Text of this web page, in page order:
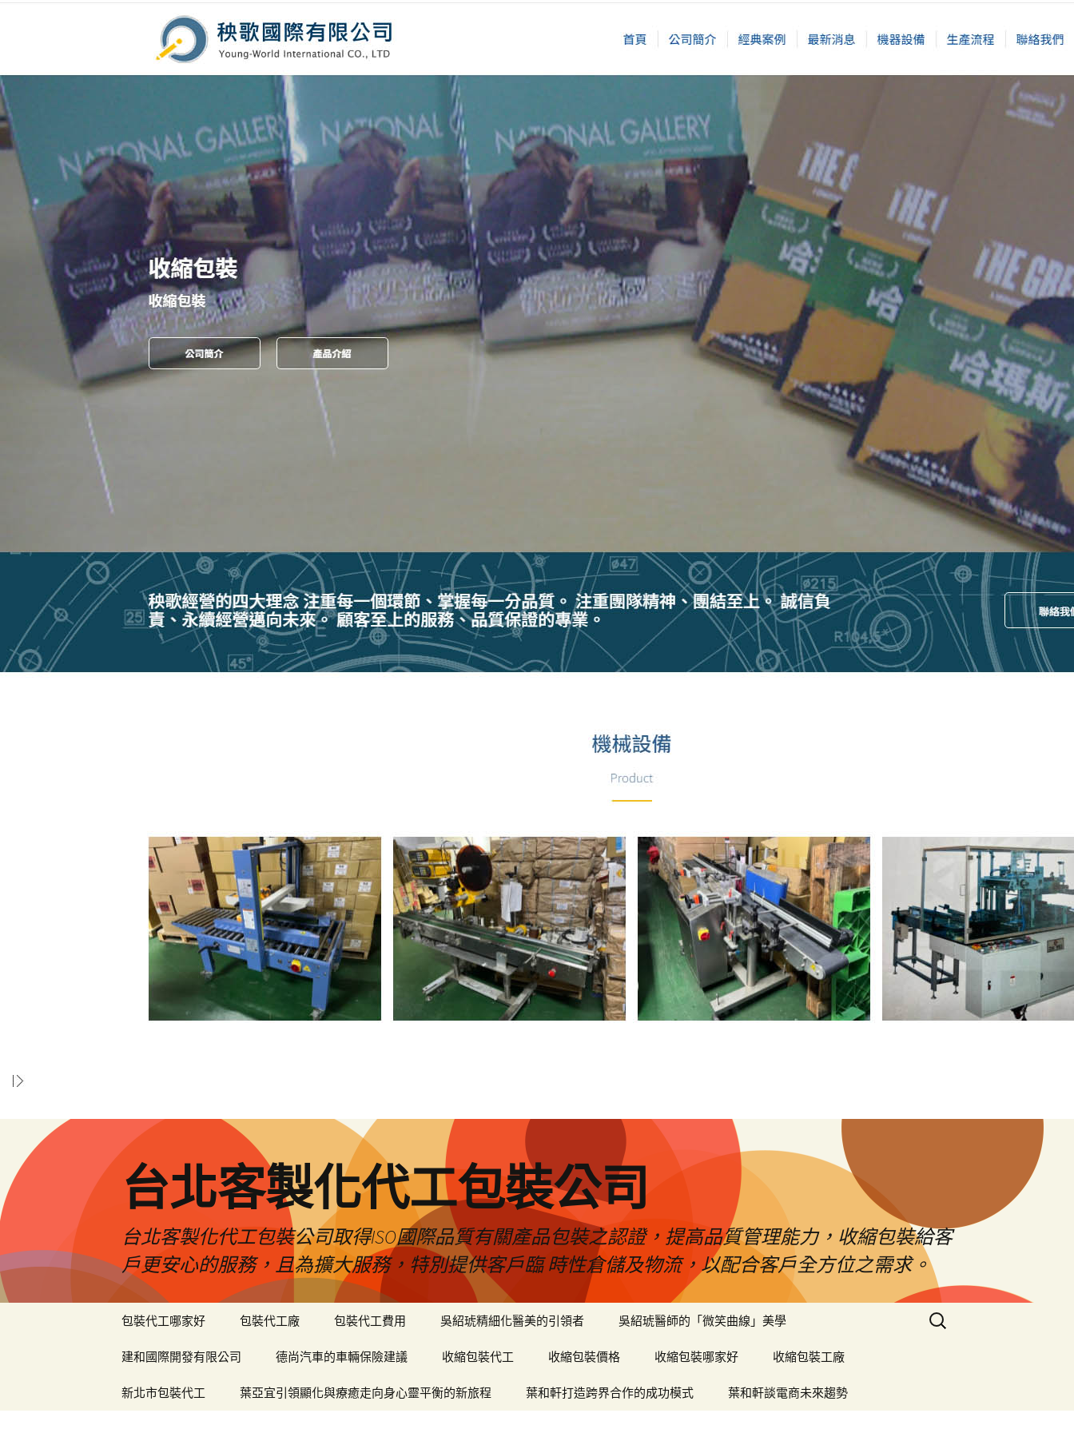
台北客製化代工包裝公司
台北客製化代工包裝公司取得ISO國際品質有關產品包裝之認證，提高品質管理能力，收縮包裝給客
戶更安心的服務，且為擴大服務，特別提供客戶臨 時性倉儲及物流，以配合客戶全方位之需求。
包裝代工哪家好 包裝代工廠 包裝代工費用 吳紹琥精細化醫美的引領者 吳紹琥醫師的「微笑曲線」美學
建和國際開發有限公司 德尚汽車的車輛保險建議 收縮包裝代工 收縮包裝價格 收縮包裝哪家好 收縮包裝工廠
新北市包裝代工 葉亞宜引領顯化與療癒走向身心靈平衡的新旅程 葉和軒打造跨界合作的成功模式 葉和軒談電商未來趨勢
搜
尋